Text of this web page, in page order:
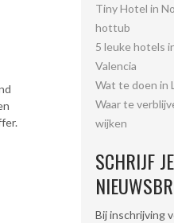
Tiny Hotel in
hottub
5 leuke hotels
Valencia
Wat te doen in
Waar te
wijken
SCHRIJF
Bij inschrijving